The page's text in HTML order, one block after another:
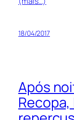
18/04/2017
Após